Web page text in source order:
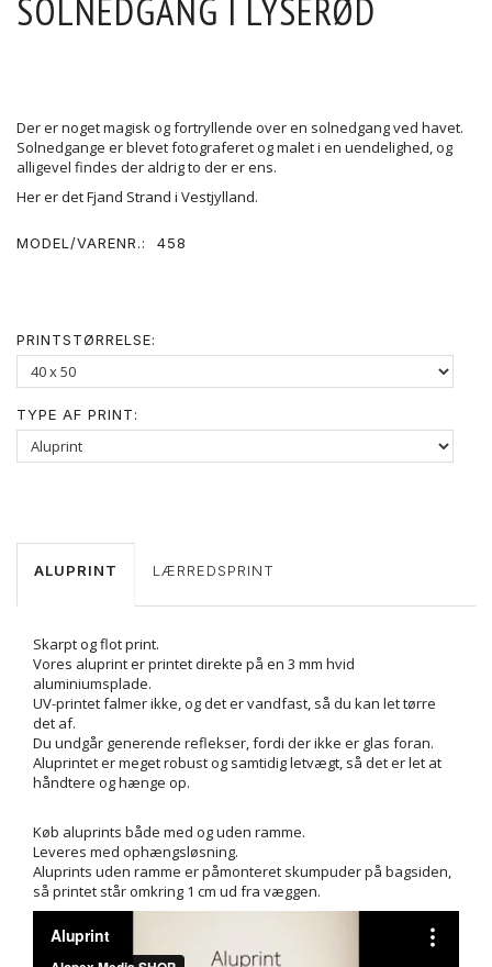
SOLNEDGANG I LYSERØD
Der er noget magisk og fortryllende over en solnedgang ved havet.
Solnedgange er blevet fotograferet og malet i en uendelighed, og
alligevel findes der aldrig to der er ens.
Her er det Fjand Strand i Vestjylland.
MODEL/VARENR.: 458
PRINTSTØRRELSE:
TYPE AF PRINT:
ALUPRINT LÆRREDSPRINT
Skarpt og flot print.
Vores aluprint er printet direkte på en 3 mm hvid
aluminiumsplade.
UV-printet falmer ikke, og det er vandfast, så du kan let tørre
det af.
Du undgår generende reflekser, fordi der ikke er glas foran.
Aluprintet er meget robust og samtidig letvægt, så det er let at
håndtere og hænge op.
Køb aluprints både med og uden ramme.
Leveres med ophængsløsning.
Aluprints uden ramme er påmonteret skumpuder på bagsiden,
så printet står omkring 1 cm ud fra væggen.